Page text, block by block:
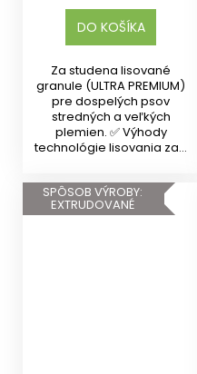
DO KOŠÍKA
Za studena lisované
granule (ULTRA PREMIUM)
pre dospelých psov
stredných a veľkých
plemien. ✅ Výhody
technológie lisovania za...
SPÔSOB VÝROBY:
EXTRUDOVANÉ